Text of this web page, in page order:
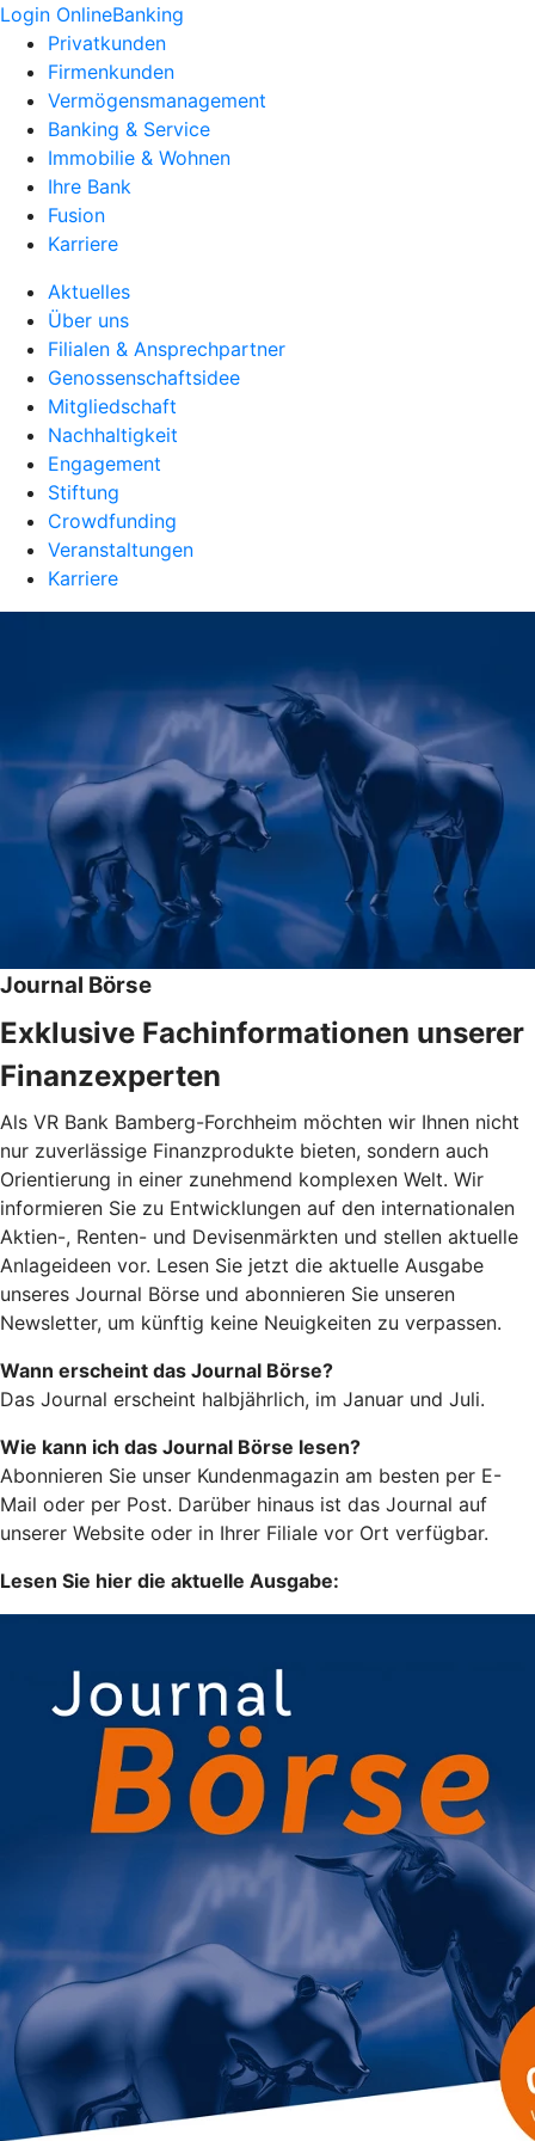
Login OnlineBanking
Privatkunden
Firmenkunden
Vermögensmanagement
Banking & Service
Immobilie & Wohnen
Ihre Bank
Fusion
Karriere
Aktuelles
Über uns
Filialen & Ansprechpartner
Genossenschaftsidee
Mitgliedschaft
Nachhaltigkeit
Engagement
Stiftung
Crowdfunding
Veranstaltungen
Karriere
Journal Börse
Exklusive Fachinformationen unserer
Finanzexperten
Als VR Bank Bamberg-Forchheim möchten wir Ihnen nicht
nur zuverlässige Finanzprodukte bieten, sondern auch
Orientierung in einer zunehmend komplexen Welt. Wir
informieren Sie zu Entwicklungen auf den internationalen
Aktien-, Renten- und Devisenmärkten und stellen aktuelle
Anlageideen vor. Lesen Sie jetzt die aktuelle Ausgabe
unseres Journal Börse und abonnieren Sie unseren
Newsletter, um künftig keine Neuigkeiten zu verpassen.
Wann erscheint das Journal Börse?
Das Journal erscheint halbjährlich, im Januar und Juli.
Wie kann ich das Journal Börse lesen?
Abonnieren Sie unser Kundenmagazin am besten per E-
Mail oder per Post. Darüber hinaus ist das Journal auf
unserer Website oder in Ihrer Filiale vor Ort verfügbar.
Lesen Sie hier die aktuelle Ausgabe: